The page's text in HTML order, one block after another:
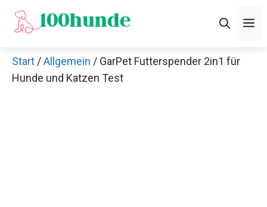
Zum
Inhalt
Start /Allgemein / GarPet Futterspender 2in1 für
Hunde und Katzen Test